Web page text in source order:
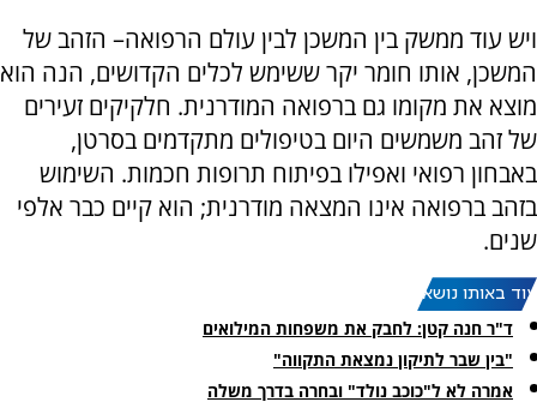
ויש עוד ממשק בין המשכן לבין עולם הרפואה– הזהב של
המשכן, אותו חומר יקר ששימש לכלים הקדושים, הנה הוא
מוצא את מקומו גם ברפואה המודרנית. חלקיקים זעירים
של זהב משמשים היום בטיפולים מתקדמים בסרטן,
באבחון רפואי ואפילו בפיתוח תרופות חכמות. השימוש
בזהב ברפואה אינו המצאה מודרנית; הוא קיים כבר אלפי
שנים.
עוד באותו נושא:
ד"ר חנה קטן: לחבק את משפחות המילואים
"בין שבר לתיקון נמצאת התקווה"
אמרה לא ל"כוכב נולד" ובחרה בדרך משלה